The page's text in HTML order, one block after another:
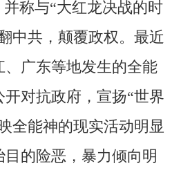
称与“大红龙决战的时
中共，颠覆政权。最近
广东等地发生的全能
对抗政府，宣扬“世界
全能神的现实活动明显
的险恶，暴力倾向明